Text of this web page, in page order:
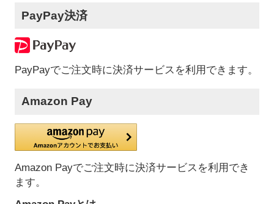
PayPay決済
PayPayでご注文時に決済サービスを利用できます。
Amazon Pay
Amazon Payでご注文時に決済サービスを利用でき
ます。